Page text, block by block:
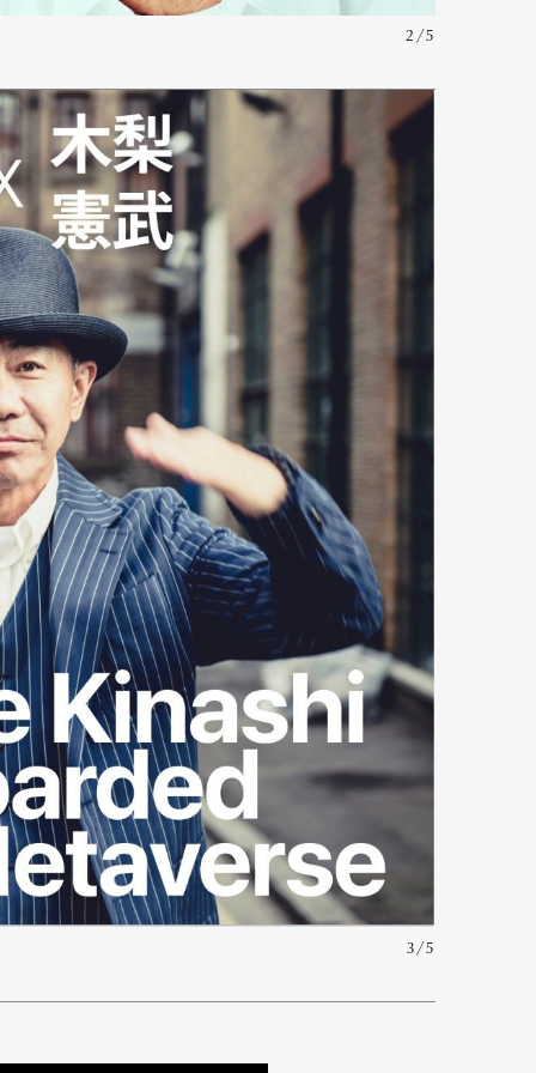
Art&Design Watch
Cars Product
Lifestyle
Magazine Official Columnist
Pen international
2/5
3/5